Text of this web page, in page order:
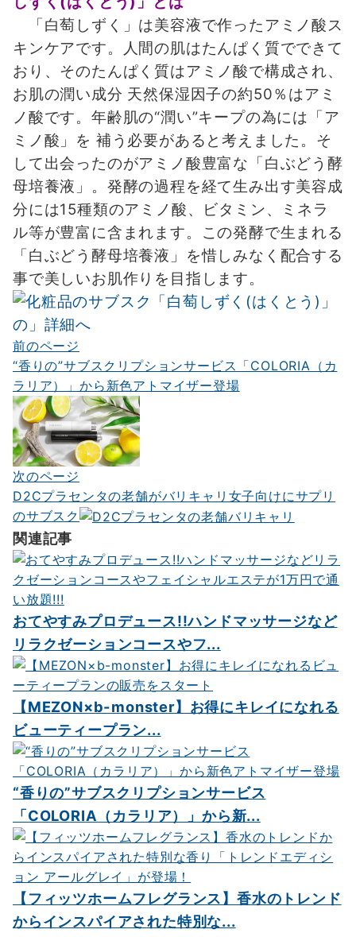
「白萄しずく」は美容液で作ったアミノ酸ス
キンケアです。人間の肌はたんぱく質でできて
おり、そのたんぱく質はアミノ酸で構成され、
お肌の潤い成分 天然保湿因子の約50％はアミ
ノ酸です。年齢肌の“潤い”キープの為には「ア
ミノ酸」を 補う必要があると考えました。そ
して出会ったのがアミノ酸豊富な「白ぶどう酵
母培養液」。発酵の過程を経て生み出す美容成
分には15種類のアミノ酸、ビタミン、ミネラ
ル等が豊富に含まれます。この発酵で生まれる
「白ぶどう酵母培養液」を惜しみなく配合する
事で美しいお肌作りを目指します。
投
稿
ナ
ビ
ゲ
ー
シ
ョ
ン
前のページ
“香りの”サブスクリプションサービス「COLORIA（カ
ラリア）」から新色アトマイザー登場
次のページ
D2Cプラセンタの老舗がバリキャリ女子向けにサプリ
のサブスク
関連記事
おてやすみプロデュース!!ハンドマッサージなど
リラクゼーションコースやフ...
【MEZON×b-monster】お得にキレイになれる
ビューティープラン...
“香りの”サブスクリプションサービス
「COLORIA（カラリア）」から新...
【フィッツホームフレグランス】香水のトレンド
からインスパイアされた特別な...